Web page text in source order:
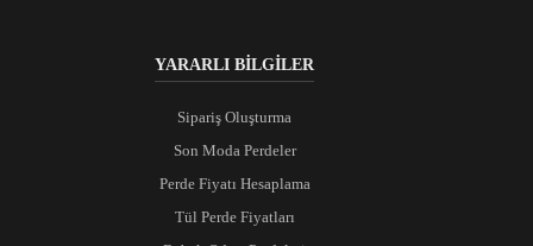
YARARLI BİLGİLER
Sipariş Oluşturma
Son Moda Perdeler
Perde Fiyatı Hesaplama
Tül Perde Fiyatları